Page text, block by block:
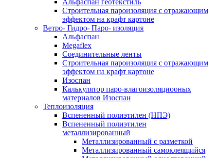
Альфаспан геотекстиль
Строительная пароизоляция с отражающим
эффектом на крафт картоне
Ветро- Гидро- Паро- изоляция
Альфаспан
Megaflex
Соединительные ленты
Строительная пароизоляция с отражающим
эффектом на крафт картоне
Изоспан
Калькулятор паро-влагоизоляциооных
материалов Изоспан
Теплоизоляция
Вспененный полиэтилен (НПЭ)
Вспененный полиэтилен
металлизированный
Металлизированный с разметкой
Металлизированный самоклеящийся